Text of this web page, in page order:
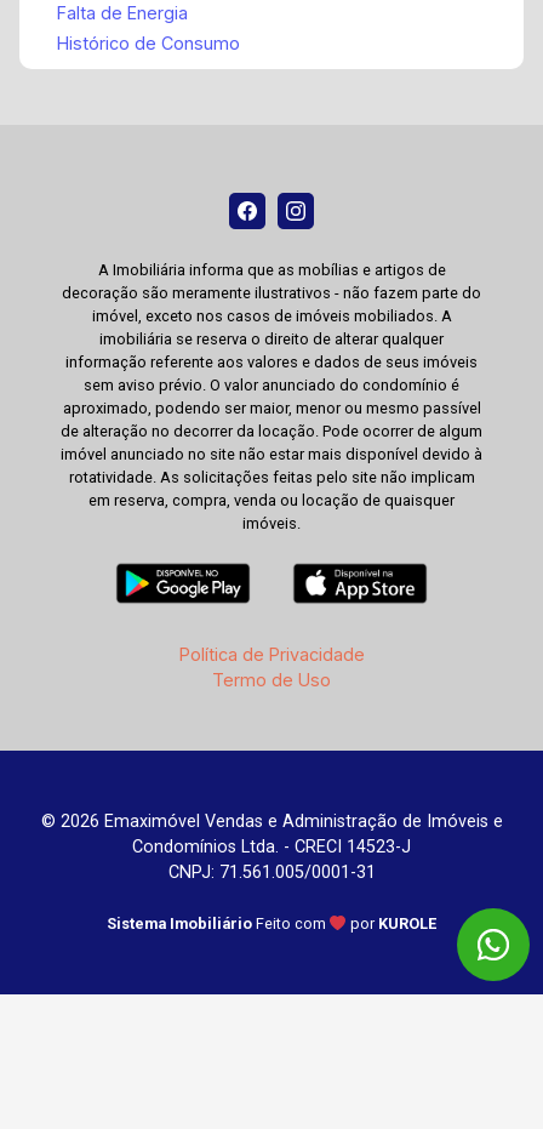
Falta de Energia
Histórico de Consumo
A Imobiliária informa que as mobílias e artigos de
decoração são meramente ilustrativos - não fazem parte do
imóvel, exceto nos casos de imóveis mobiliados. A
imobiliária se reserva o direito de alterar qualquer
informação referente aos valores e dados de seus imóveis
sem aviso prévio. O valor anunciado do condomínio é
aproximado, podendo ser maior, menor ou mesmo passível
de alteração no decorrer da locação. Pode ocorrer de algum
imóvel anunciado no site não estar mais disponível devido à
rotatividade. As solicitações feitas pelo site não implicam
em reserva, compra, venda ou locação de quaisquer
imóveis.
Política de Privacidade
Termo de Uso
© 2026 Emaximóvel Vendas e Administração de Imóveis e
Condomínios Ltda. - CRECI 14523-J
CNPJ: 71.561.005/0001-31
Sistema Imobiliário Feito com por KUROLE